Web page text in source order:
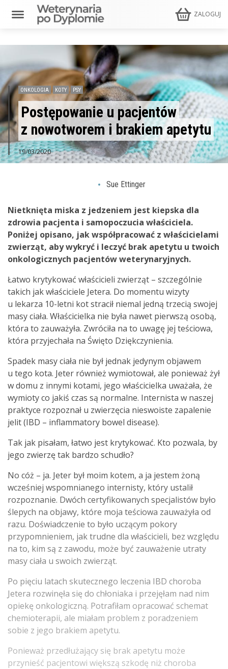
ZALOGUJ
ONKOLOGIA KOTY PSY
Postępowanie u pacjentów
z nowotworem i brakiem apetytu
19/03/2020
Sue Ettinger
Nietknięta miska z jedzeniem jest kiepska dla
zdrowia pacjenta i samopoczucia właściciela.
Poniżej opisano, jak współpracować z właścicielami
zwierząt, aby wykryć i leczyć brak apetytu u twoich
onkologicznych pacjentów weterynaryjnych.
Łatwo krytykować właścicieli zwierząt – szczególnie
takich jak właściciele Jetera. Do momentu wizyty
u lekarza 10-letni kot stracił niemal jedną trzecią swojej
masy ciała. Właścicielka nie była nawet pierwszą osobą,
która to zauważyła. Zwróciła na to uwagę jej teściowa,
która przyjechała na Święto Dziękczynienia.
Spadek masy ciała nie był jednak jedynym objawem
u tego kota. Jeter również wymiotował, ale ponieważ żył
w domu z innymi kotami, jego właścicielka uważała, że
wymioty co jakiś czas są normalne. Internista w naszej
praktyce rozpoznał u zwierzęcia nieswoiste zapalenie
jelit (IBD – inflammatory bowel disease).
Tak jak pisałam, łatwo jest krytykować. Kto pozwala, by
jego zwierzę tak bardzo schudło?
No cóż – ja. Jeter był moim kotem, a ja jestem żoną
wcześniej wspomnianego internisty, który ustalił
rozpoznanie. Dwóch certyfikowanych specjalistów było
ślepych na objawy, które moja teściowa zauważyła od
razu. Doświadczenie to było uczącym pokory
przypomnieniem, jak trudne dla właścicieli, bez względu
na to, kim są z zawodu, może być zauważenie utraty
masy ciała u swoich zwierząt.
Po pięciu latach skutecznego leczenia IBD choroba
Jetera rozwinęła się do chłoniaka i przejęłam nad nim
opiekę onkologiczną. Potrafiłam opracować schemat
chemioterapii, ale miałam problem z poradzeniem
sobie z jego brakiem apetytu.
Ponieważ przedłużający się brak apetytu może
przynieść pacjentowi większą szkodę niż choroba